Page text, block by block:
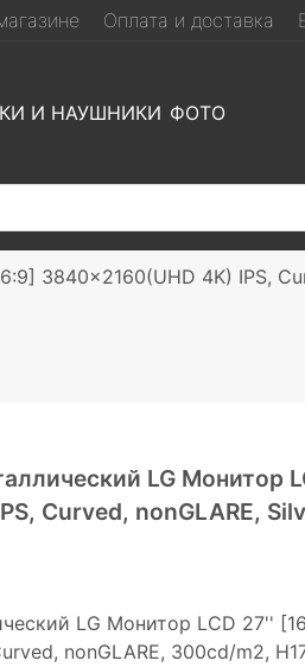
Оплата и доставка
И НАУШНИКИ ФОТО
3840x2160(UHD 4K) IPS,
LG Монитор
Curved, nonGLARE,
LG Монитор LCD 27''
nonGLARE, 300cd/m2,